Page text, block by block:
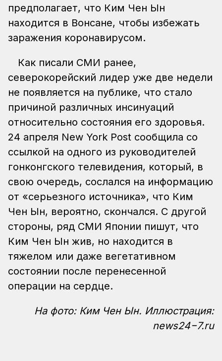
предполагает, что Ким Чен Ын
находится в Вонсане, чтобы избежать
заражения коронавирусом.
Как писали СМИ ранее,
северокорейский лидер уже две недели
не появляется на публике, что стало
причиной различных инсинуаций
относительно состояния его здоровья.
24 апреля New York Post сообщила со
ссылкой на одного из руководителей
гонконгского телевидения, который, в
свою очередь, сослался на информацию
от «серьезного источника», что Ким
Чен Ын, вероятно, скончался. С другой
стороны, ряд СМИ Японии пишут, что
Ким Чен Ын жив, но находится в
тяжелом или даже вегетативном
состоянии после перенесенной
операции на сердце.
На фото: Ким Чен Ын. Иллюстрация:
news24−7.ru